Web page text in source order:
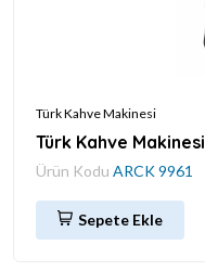
Türk Kahve Makinesi
Türk Kahve Makinesi
Ürün Kodu ARCK 9961
Sepete Ekle